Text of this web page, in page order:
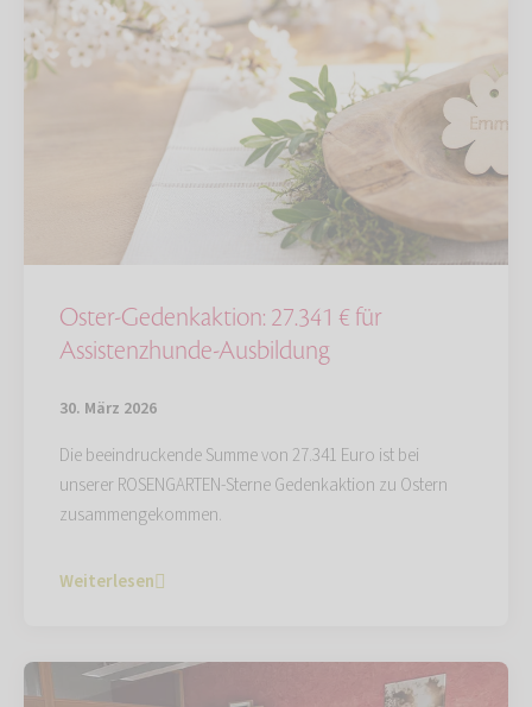
Oster-Gedenkaktion: 27.341 € für
Assistenzhunde-Ausbildung
30. März 2026
Die beeindruckende Summe von 27.341 Euro ist bei
unserer ROSENGARTEN-Sterne Gedenkaktion zu Ostern
zusammengekommen.
Weiterlesen